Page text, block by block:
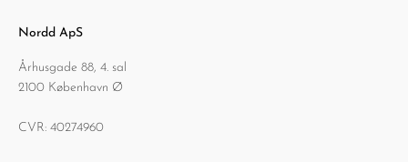
Nordd ApS
Århusgade 88, 4. sal
2100 København Ø
CVR: 40274960